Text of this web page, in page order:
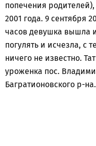
попечения
2001 года. 9 сентября
часов девушка вышла
погулять и исчезла, с
ничего не известно.
уроженка пос.
Багратионовского р-на.